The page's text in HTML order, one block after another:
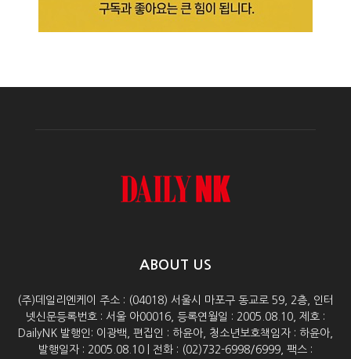
ABOUT US
(주)데일리엔케이 주소 : (04018) 서울시 마포구 동교로 59, 2층, 인터
넷신문등록번호 : 서울 아00016, 등록연월일 : 2005.08.10, 제호 :
DailyNK 발행인: 이광백, 편집인 : 하윤아, 청소년보호책임자 : 하윤아,
발행일자 : 2005.08.10 | 전화 : (02)732-6998/6999, 팩스 :